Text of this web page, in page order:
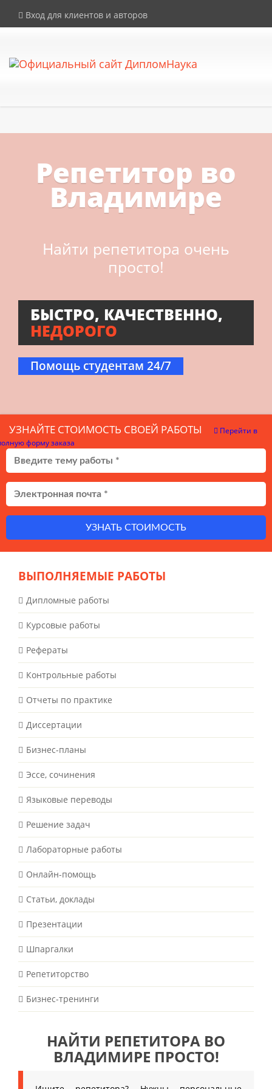
иные документы об образовании. Все услуги на сайте
Вход для клиентов и авторов
Репетитор во
Владимире
Найти репетитора очень
просто!
БЫСТРО, КАЧЕСТВЕННО,
НЕДОРОГО
Помощь студентам 24/7
УЗНАЙТЕ СТОИМОСТЬ СВОЕЙ РАБОТЫ
Перейти в
форму заказа
УЗНАТЬ СТОИМОСТЬ
ВЫПОЛНЯЕМЫЕ РАБОТЫ
Дипломные работы
Курсовые работы
Рефераты
Контрольные работы
Отчеты по практике
Диссертации
Бизнес-планы
Эссе, сочинения
Языковые переводы
Решение задач
Лабораторные работы
Онлайн-помощь
Статьи, доклады
Презентации
Шпаргалки
Репетиторство
Бизнес-тренинги
НАЙТИ РЕПЕТИТОРА ВО
ВЛАДИМИРЕ ПРОСТО!